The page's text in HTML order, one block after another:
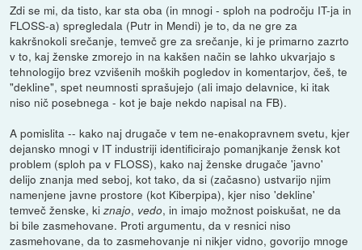
Zdi se mi, da tisto, kar sta oba (in mnogi - sploh na področju IT-ja in
FLOSS-a) spregledala (Putr in Mendi) je to, da ne gre za
kakršnokoli srečanje, temveč gre za srečanje, ki je primarno zazrto
v to, kaj ženske zmorejo in na kakšen način se lahko ukvarjajo s
tehnologijo brez vzvišenih moških pogledov in komentarjov, češ, te
"dekline", spet neumnosti sprašujejo (ali imajo delavnice, ki itak
niso nič posebnega - kot je baje nekdo napisal na FB).
A pomislita -- kako naj drugače v tem ne-enakopravnem svetu, kjer
dejansko mnogi v IT industriji identificirajo pomanjkanje žensk kot
problem (sploh pa v FLOSS), kako naj ženske drugače 'javno'
delijo znanja med seboj, kot tako, da si (začasno) ustvarijo njim
namenjene javne prostore (kot Kiberpipa), kjer niso 'dekline'
temveč ženske, kiznajo, vedo, in imajo možnost poiskušat, ne da
bi bile zasmehovane. Proti argumentu, da v resnici niso
zasmehovane, da to zasmehovanje ni nikjer vidno, govorijo mnoge